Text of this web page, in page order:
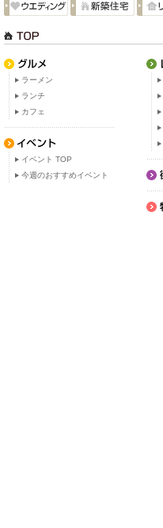
ラーメン
ランチ
カフェ
イベント TOP
今週のおすすめイベント